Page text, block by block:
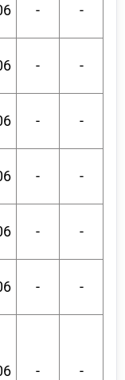
- -
- -
- -
- -
- -
- -
- -